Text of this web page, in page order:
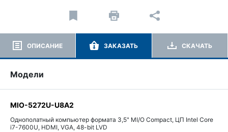
ОПИСАНИЕ ЗАКАЗАТЬ СКАЧАТЬ
Модели
MIO-5272U-U8A2
Однополатный компьютер формата 3,5" MI/O Compact, ЦП Intel Core
i7-7600U, HDMI, VGA, 48-bit LVD